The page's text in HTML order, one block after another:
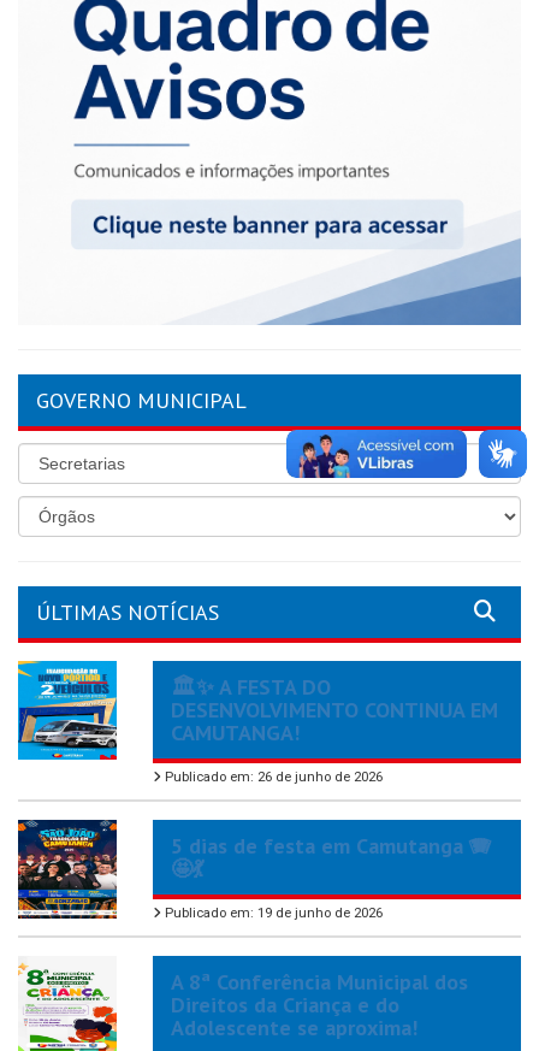
GOVERNO MUNICIPAL
ÚLTIMAS NOTÍCIAS
🏛️✨ A FESTA DO
DESENVOLVIMENTO CONTINUA EM
CAMUTANGA!
Publicado em: 26 de junho de 2026
5 dias de festa em Camutanga 🪗
🤩💃
Publicado em: 19 de junho de 2026
A 8ª Conferência Municipal dos
Direitos da Criança e do
Adolescente se aproxima!